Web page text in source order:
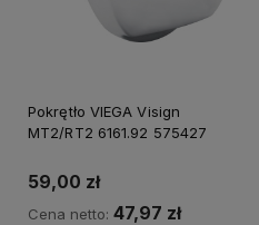
Pokrętło VIEGA Visign
MT2/RT2 6161.92 575427
59,00 zł
Cena netto: 47,97 zł